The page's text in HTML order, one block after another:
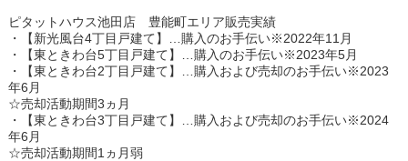
ピタットハウス池田店 豊能町エリア販売実績
・【新光風台4丁目戸建て】…購入のお手伝い※2022年11月
・【東ときわ台5丁目戸建て】…購入のお手伝い※2023年5月
・【東ときわ台2丁目戸建て】…購入および売却のお手伝い※2023
年6月
☆売却活動期間3ヵ月
・【東ときわ台3丁目戸建て】…購入および売却のお手伝い※2024
年6月
☆売却活動期間1ヵ月弱